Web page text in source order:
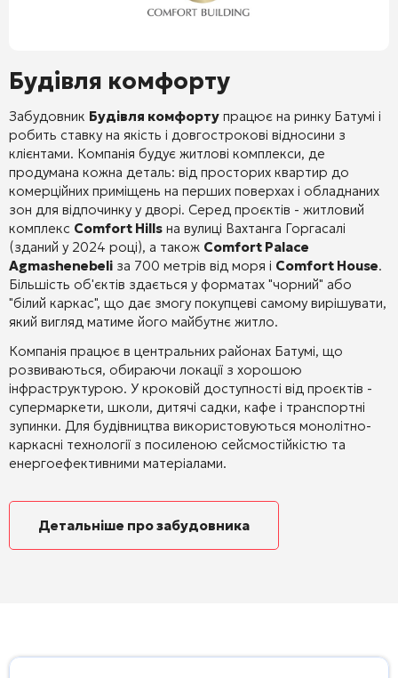
Будівля комфорту
Забудовник Будівля комфорту працює на ринку Батумі і
робить ставку на якість і довгострокові відносини з
клієнтами. Компанія будує житлові комплекси, де
продумана кожна деталь: від просторих квартир до
комерційних приміщень на перших поверхах і обладнаних
зон для відпочинку у дворі. Серед проєктів - житловий
комплекс Comfort Hills на вулиці Вахтанга Горгасалі
(зданий у 2024 році), а також Comfort Palace
Agmashenebeli за 700 метрів від моря і Comfort House.
Більшість об'єктів здається у форматах "чорний" або
"білий каркас", що дає змогу покупцеві самому вирішувати,
який вигляд матиме його майбутнє житло.
Компанія працює в центральних районах Батумі, що
розвиваються, обираючи локації з хорошою
інфраструктурою. У кроковій доступності від проєктів -
супермаркети, школи, дитячі садки, кафе і транспортні
зупинки. Для будівництва використовуються монолітно-
каркасні технології з посиленою сейсмостійкістю та
енергоефективними матеріалами.
Детальніше про забудовника